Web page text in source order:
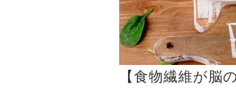
【食物繊維が脳